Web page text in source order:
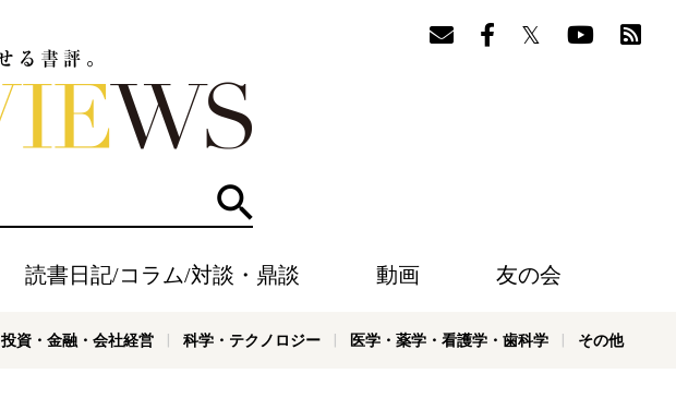
検索
読書日記/コラム/対談・鼎談 動画 友の会
投資・金融・会社経営 科学・テクノロジー 医学・薬学・看護学・歯科学 その他